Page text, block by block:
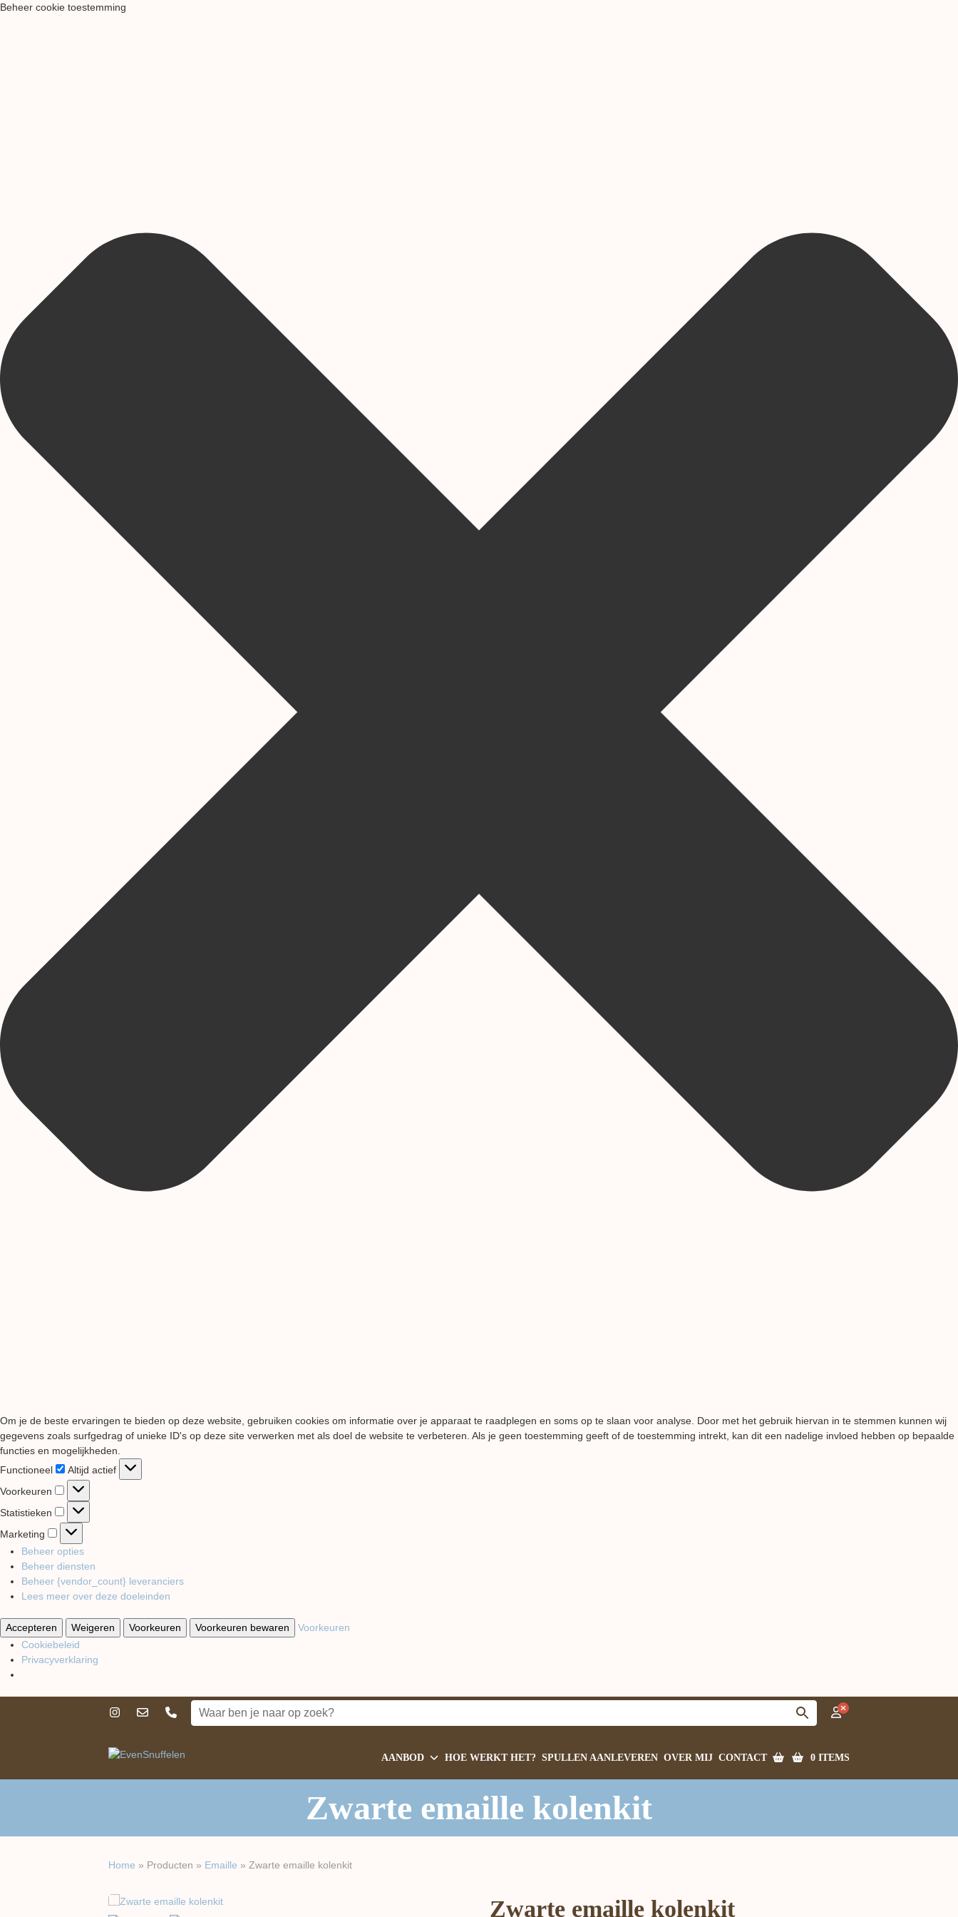
Beheer cookie toestemming
Om je de beste ervaringen te bieden op deze website, gebruiken cookies om informatie over je apparaat te raadplegen en soms op te slaan voor analyse. Door met het gebruik hiervan in te stemmen kunnen wij
gegevens zoals surfgedrag of unieke ID's op deze site verwerken met als doel de website te verbeteren. Als je geen toestemming geeft of de toestemming intrekt, kan dit een nadelige invloed hebben op bepaalde
functies en mogelijkheden.
Functioneel
Functioneel
Altijd actief
Voorkeuren
Voorkeuren
Statistieken Statistieken
Marketing
Marketing
Beheer opties
Beheer diensten
Beheer {vendor_count} leveranciers
Lees meer over deze doeleinden
Accepteren Weigeren Voorkeuren Voorkeuren bewaren
Voorkeuren
Cookiebeleid
Privacyverklaring
AANBOD HOE WERKT HET? SPULLEN AANLEVEREN OVER MIJ CONTACT 0 ITEMS
Zwarte emaille kolenkit
Home » Producten » Emaille » Zwarte emaille kolenkit
Zwarte emaille kolenkit